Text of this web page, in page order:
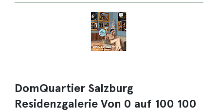
DomQuartier Salzburg
Residenzgalerie Von 0 auf 100 100